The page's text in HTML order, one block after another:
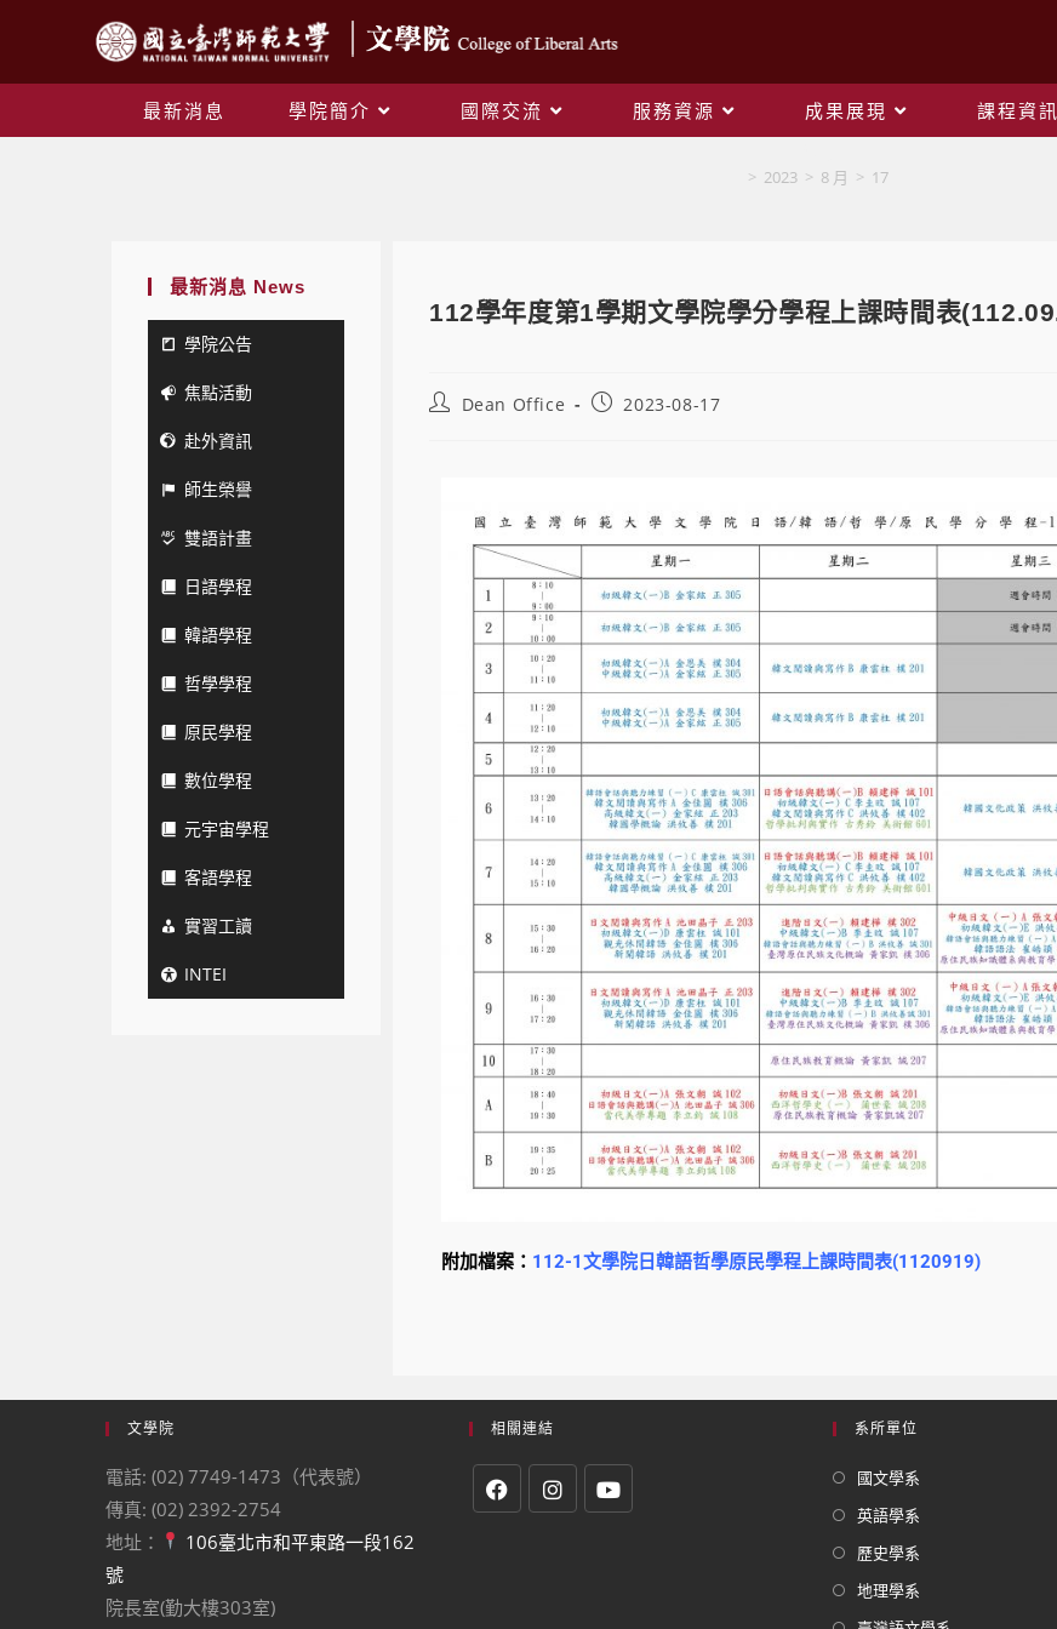
最新消息 學院簡介 國際交流 服務資源 成果展現 課程資訊
> 2023 > 8 月 > 17
最新消息 News
學院公告
焦點活動
赴外資訊
師生榮譽
雙語計畫
日語學程
韓語學程
哲學學程
原民學程
數位學程
元宇宙學程
客語學程
實習工讀
INTEI
112學年度第1學期文學院學分學程上課時間表
Dean Office 2023-08-17
附加檔案： 112-1文學院日韓語哲學原民學程上課時間表(1120919)
文學院
電話: (02) 7749-1473（代表號）
傳真: (02) 2392-2754
地址：
106臺北市和平東路一段162
號
院長室(勤大樓303室)
相關連結 系所單位
國文學系
英語學系
歷史學系
地理學系